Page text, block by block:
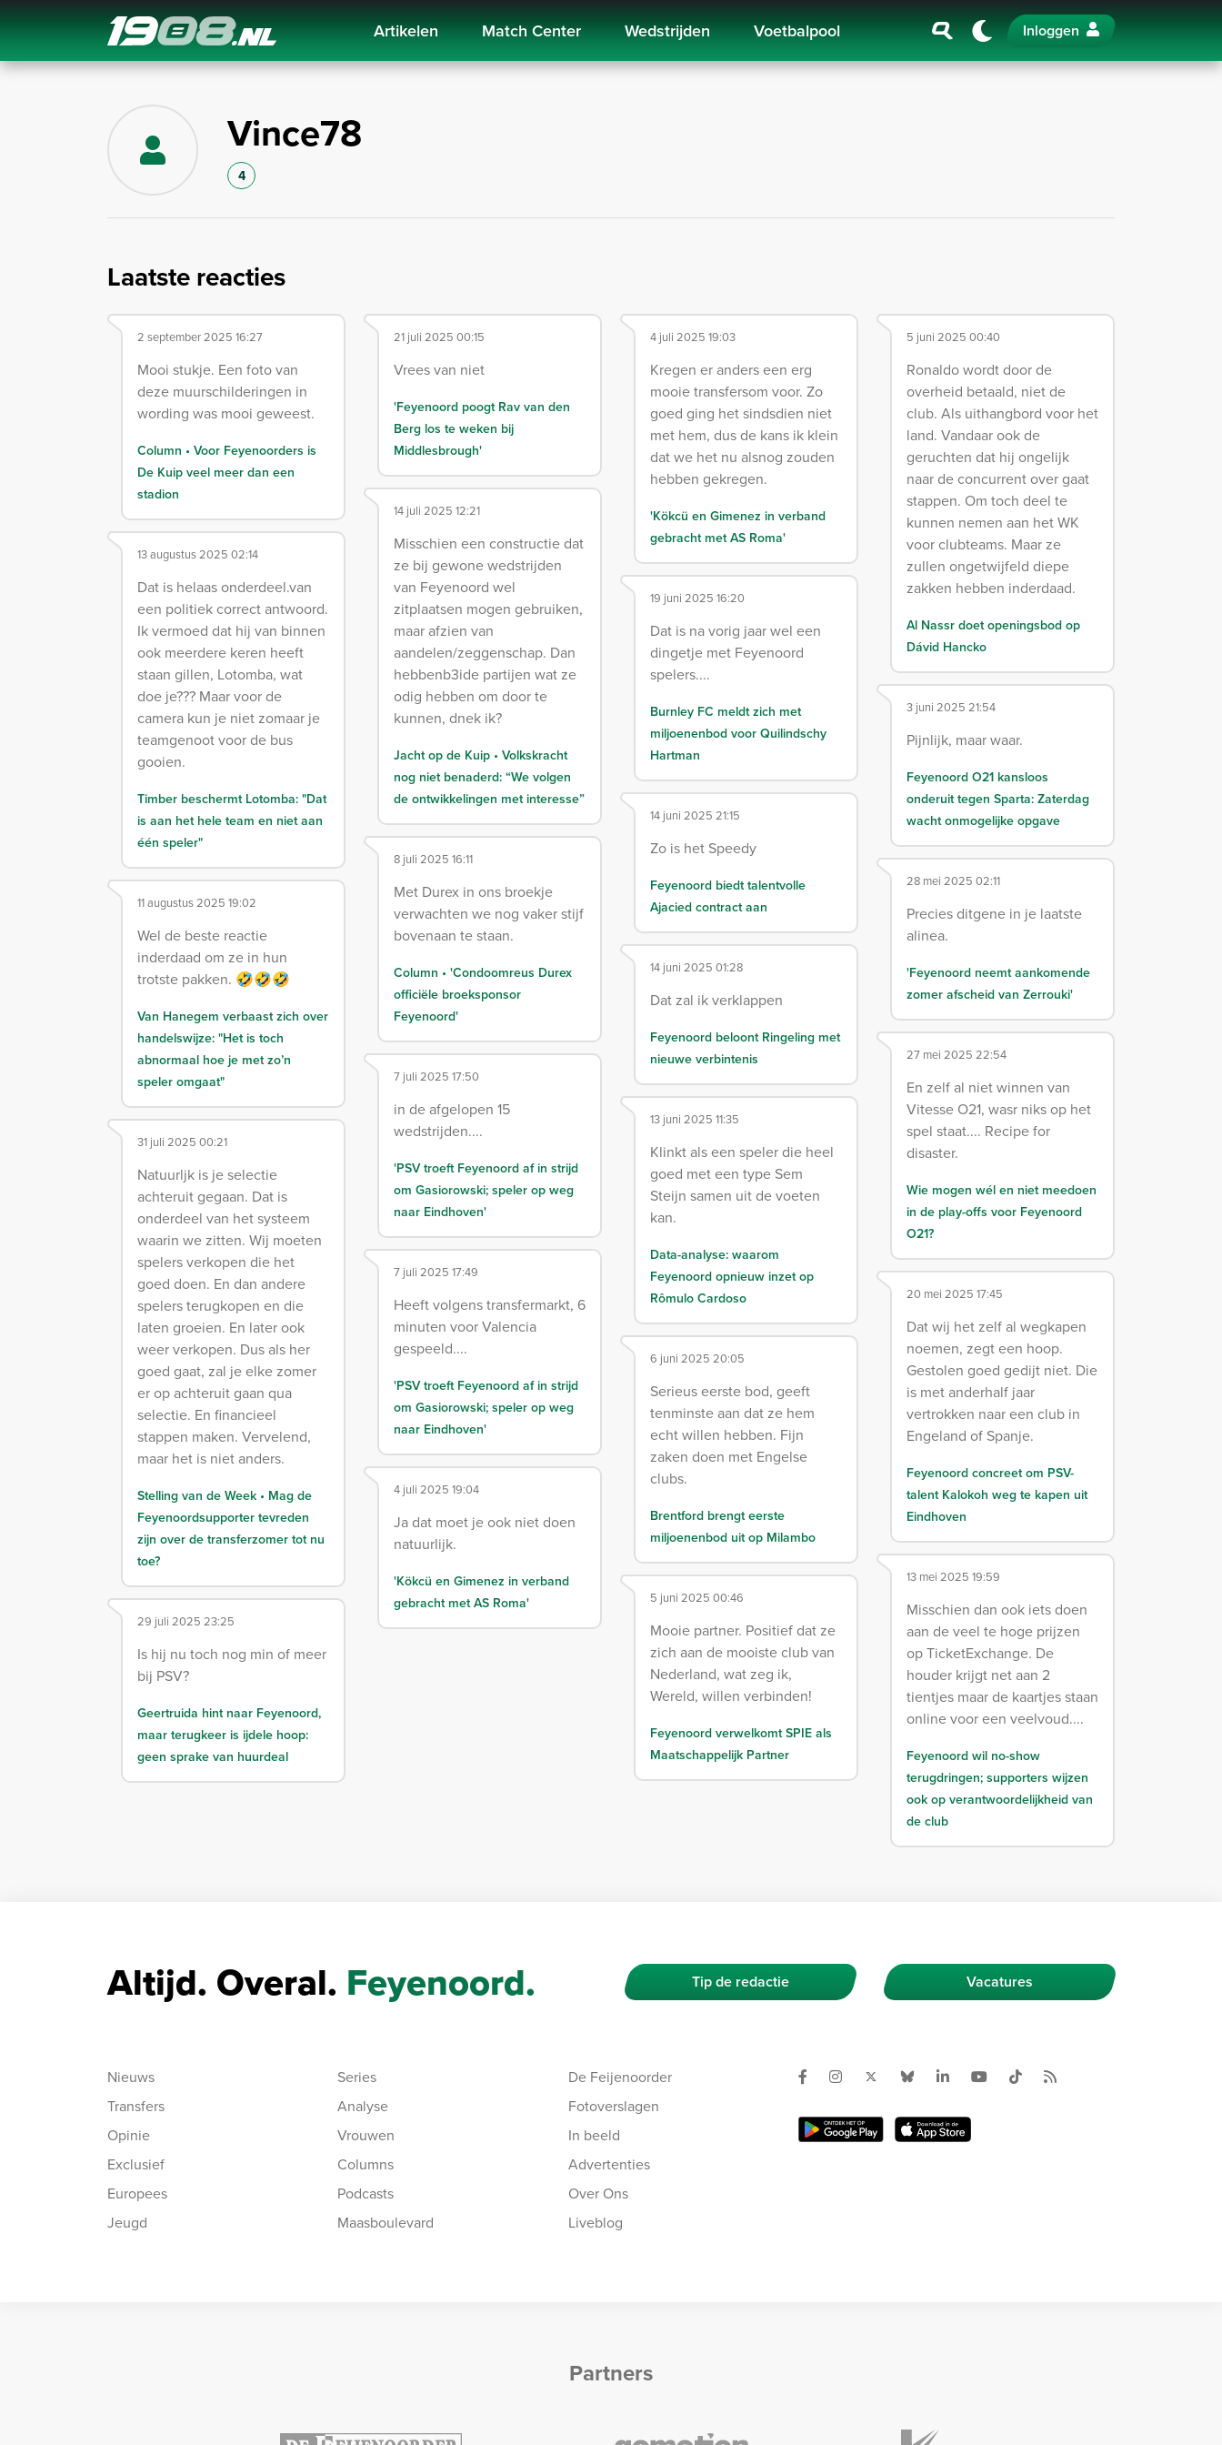
Navigation Artikelen Match Center Wedstrijden Voetbalpool Inloggen
Vince78
4
Laatste reacties
2 september 2025 16:27
Mooi stukje. Een foto van
deze muurschilderingen in
wording was mooi geweest.
Column • Voor Feyenoorders is
De Kuip veel meer dan een
stadion
13 augustus 2025 02:14
Dat is helaas onderdeel.van
een politiek correct antwoord.
Ik vermoed dat hij van binnen
ook meerdere keren heeft
staan gillen, Lotomba, wat
doe je??? Maar voor de
camera kun je niet zomaar je
teamgenoot voor de bus
gooien.
Timber beschermt Lotomba: "Dat
is aan het hele team en niet aan
één speler"
11 augustus 2025 19:02
Wel de beste reactie
inderdaad om ze in hun
trotste pakken. 🤣🤣🤣
Van Hanegem verbaast zich over
handelswijze: "Het is toch
abnormaal hoe je met zo’n
speler omgaat"
31 juli 2025 00:21
Natuurljk is je selectie
achteruit gegaan. Dat is
onderdeel van het systeem
waarin we zitten. Wij moeten
spelers verkopen die het
goed doen. En dan andere
spelers terugkopen en die
laten groeien. En later ook
weer verkopen. Dus als her
goed gaat, zal je elke zomer
er op achteruit gaan qua
selectie. En financieel
stappen maken. Vervelend,
maar het is niet anders.
Stelling van de Week • Mag de
Feyenoordsupporter tevreden
zijn over de transferzomer tot nu
toe?
29 juli 2025 23:25
Is hij nu toch nog min of meer
bij PSV?
Geertruida hint naar Feyenoord,
maar terugkeer is ijdele hoop:
geen sprake van huurdeal
21 juli 2025 00:15
Vrees van niet
'Feyenoord poogt Rav van den
Berg los te weken bij
Middlesbrough'
14 juli 2025 12:21
Misschien een constructie dat
ze bij gewone wedstrijden
van Feyenoord wel
zitplaatsen mogen gebruiken,
maar afzien van
aandelen/zeggenschap. Dan
hebbenb3ide partijen wat ze
odig hebben om door te
kunnen, dnek ik?
Jacht op de Kuip • Volkskracht
nog niet benaderd: “We volgen
de ontwikkelingen met interesse”
8 juli 2025 16:11
Met Durex in ons broekje
verwachten we nog vaker stijf
bovenaan te staan.
Column • 'Condoomreus Durex
officiële broeksponsor
Feyenoord'
7 juli 2025 17:50
in de afgelopen 15
wedstrijden....
'PSV troeft Feyenoord af in strijd
om Gasiorowski; speler op weg
naar Eindhoven'
7 juli 2025 17:49
Heeft volgens transfermarkt, 6
minuten voor Valencia
gespeeld....
'PSV troeft Feyenoord af in strijd
om Gasiorowski; speler op weg
naar Eindhoven'
4 juli 2025 19:04
Ja dat moet je ook niet doen
natuurlijk.
'Kökcü en Gimenez in verband
gebracht met AS Roma'
4 juli 2025 19:03
Kregen er anders een erg
mooie transfersom voor. Zo
goed ging het sindsdien niet
met hem, dus de kans ik klein
dat we het nu alsnog zouden
hebben gekregen.
'Kökcü en Gimenez in verband
gebracht met AS Roma'
19 juni 2025 16:20
Dat is na vorig jaar wel een
dingetje met Feyenoord
spelers....
Burnley FC meldt zich met
miljoenenbod voor Quilindschy
Hartman
14 juni 2025 21:15
Zo is het Speedy
Feyenoord biedt talentvolle
Ajacied contract aan
14 juni 2025 01:28
Dat zal ik verklappen
Feyenoord beloont Ringeling met
nieuwe verbintenis
13 juni 2025 11:35
Klinkt als een speler die heel
goed met een type Sem
Steijn samen uit de voeten
kan.
Data-analyse: waarom
Feyenoord opnieuw inzet op
Rômulo Cardoso
6 juni 2025 20:05
Serieus eerste bod, geeft
tenminste aan dat ze hem
echt willen hebben. Fijn
zaken doen met Engelse
clubs.
Brentford brengt eerste
miljoenenbod uit op Milambo
5 juni 2025 00:46
Mooie partner. Positief dat ze
zich aan de mooiste club van
Nederland, wat zeg ik,
Wereld, willen verbinden!
Feyenoord verwelkomt SPIE als
Maatschappelijk Partner
5 juni 2025 00:40
Ronaldo wordt door de
overheid betaald, niet de
club. Als uithangbord voor het
land. Vandaar ook de
geruchten dat hij ongelijk
naar de concurrent over gaat
stappen. Om toch deel te
kunnen nemen aan het WK
voor clubteams. Maar ze
zullen ongetwijfeld diepe
zakken hebben inderdaad.
Al Nassr doet openingsbod op
Dávid Hancko
3 juni 2025 21:54
Pijnlijk, maar waar.
Feyenoord O21 kansloos
onderuit tegen Sparta: Zaterdag
wacht onmogelijke opgave
28 mei 2025 02:11
Precies ditgene in je laatste
alinea.
'Feyenoord neemt aankomende
zomer afscheid van Zerrouki'
27 mei 2025 22:54
En zelf al niet winnen van
Vitesse O21, wasr niks op het
spel staat.... Recipe for
disaster.
Wie mogen wél en niet meedoen
in de play-offs voor Feyenoord
O21?
20 mei 2025 17:45
Dat wij het zelf al wegkapen
noemen, zegt een hoop.
Gestolen goed gedijt niet. Die
is met anderhalf jaar
vertrokken naar een club in
Engeland of Spanje.
Feyenoord concreet om PSV-
talent Kalokoh weg te kapen uit
Eindhoven
13 mei 2025 19:59
Misschien dan ook iets doen
aan de veel te hoge prijzen
op TicketExchange. De
houder krijgt net aan 2
tientjes maar de kaartjes staan
online voor een veelvoud....
Feyenoord wil no-show
terugdringen; supporters wijzen
ook op verantwoordelijkheid van
de club
Altijd. Overal. Feyenoord. Tip de redactie Vacatures
Nieuws
Transfers
Opinie
Exclusief
Europees
Jeugd
Series
Analyse
Vrouwen
Columns
Podcasts
Maasboulevard
De Feijenoorder
Fotoverslagen
In beeld
Advertenties
Over Ons
Liveblog
Partners